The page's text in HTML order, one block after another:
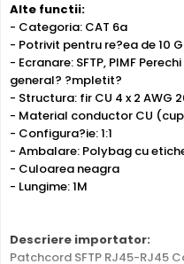
Alte functii:
- Categoria: CAT 6a
- Potrivit pentru re?ea de 10
- Ecranare: SFTP, PIMF
general? ?mpletit?
- Structura: fir CU 4 x 2 AWG
- Material conductor CU
- Configura?ie: 1:1
- Ambalare: Polybag cu
- Culoarea neagra
- Lungime: 1M
Descriere importator:
Patchcord SFTP RJ45-RJ45